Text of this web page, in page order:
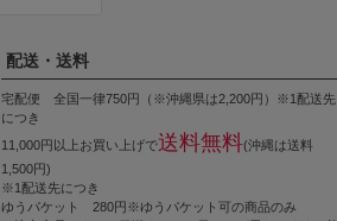
配送・送料
宅配便 全国一律750円（※沖縄県は2,200円）※1配送先
につき
11,000円以上お買い上げで送料無料(沖縄は送料
1,500円)
※1配送先につき
ゆうパケット 280円※ゆうパケット可の商品のみ